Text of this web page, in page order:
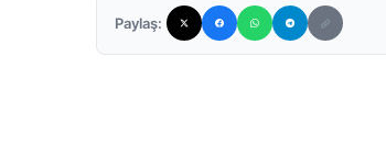
Paylaş: